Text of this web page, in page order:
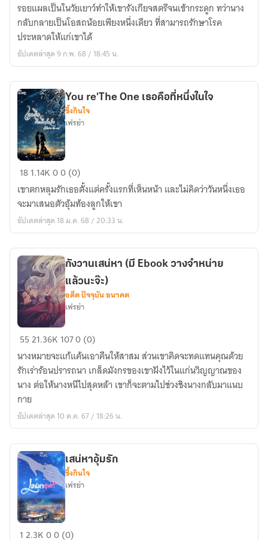
รัก
(มี
อี
บุ๊
จำหน่าย
แล้ว)
รอยแผลเป็นในวัยเยาว์ทำให้เขารังเกียจสตรีจนเข้ากระดูก ทว่านาง
กลับกลายเป็นโอสถน้อยเพียงหนึ่งเดียว ที่สามารถรักษาโรค
ประหลาดให้แก่เขาได้
อัปเดตล่าสุด 9 ก.พ. 68 / 18:45 น.
You
One
เธอ
คือ
หนึ่ง
ในใจ
You re'The One เธอคือที่หนึ่งในใจ
ซึ้งกินใจ
เฟรย่า
181.14K00 (0)
เขาตกหลุมรักเธอตั้งแต่ครั้งแรกที่เห็นหน้า และไม่คิดว่าวันหนึ่งเธอ
จะมาเสนอตัวอุ้มท้องลูกให้เขา
อัปเดตล่าสุด 18 ม.ค. 68 / 20:33 น.
กังวาน
(มี
Ebook
วาง
จำหน่าย
แล้ว
จ๊ะ)
กังวานเสน่หา (มี Ebook วางจำหน่าย
แล้วนะจ๊ะ)
อดีต ปัจจุบัน อนาคต
เฟรย่า
5521.36K 1070 (0)
นางหมายจะแก้แค้นเอาคืนให้สาสม ส่วนเขาคิดจะทดแทนคุณด้วย
รักเร่าร้อนปรารถนา เกล็ดมังกรของเขาฝังไว้ในแก่นวิญญาณของ
นาง ต่อให้นางหนีไปสุดหล้า เขาก็จะตามไปช่วงชิงนางกลับมาแนบ
กาย
อัปเดตล่าสุด 10 ต.ค. 67 / 18:26 น.
เสน่หา
เสน่หาอุ้มรัก
ซึ้งกินใจ
เฟรย่า
12.3K00 (0)